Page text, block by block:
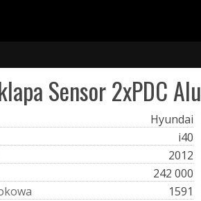
Sensor 2xPDC Alu
Hyundai
i40
2012
242 000
kowa
1591